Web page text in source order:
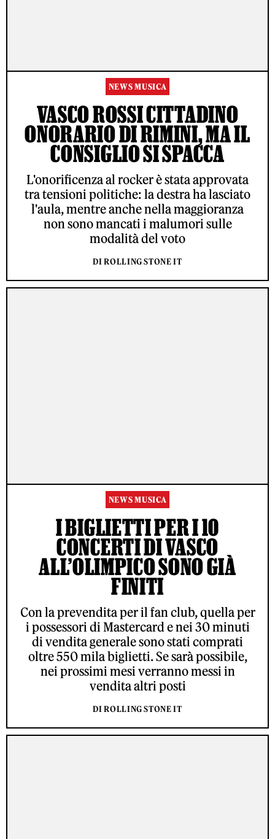
NEWS MUSICA
VASCO ROSSI CITTADINO
ONORARIO DI RIMINI, MA IL
CONSIGLIO SI SPACCA
L'onorificenza al rocker è stata approvata
tra tensioni politiche: la destra ha lasciato
l'aula, mentre anche nella maggioranza
non sono mancati i malumori sulle
modalità del voto
DI ROLLING STONE IT
NEWS MUSICA
I BIGLIETTI PER I 10
CONCERTI DI VASCO
ALL’OLIMPICO SONO GIÀ
FINITI
Con la prevendita per il fan club, quella per
i possessori di Mastercard e nei 30 minuti
di vendita generale sono stati comprati
oltre 550 mila biglietti. Se sarà possibile,
nei prossimi mesi verranno messi in
vendita altri posti
DI ROLLING STONE IT